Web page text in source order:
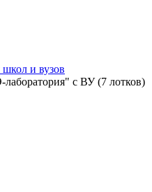
и вузов
с ВУ (7 лотков)